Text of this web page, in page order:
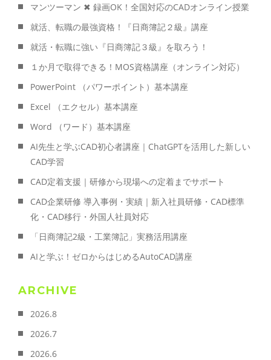
マンツーマン ✖ 録画OK！全国対応のCADオンライン授業
就活、転職の最強資格！『日商簿記２級』講座
就活・転職に強い『日商簿記３級』を取ろう！
１か月で取得できる！MOS資格講座（オンライン対応）
PowerPoint （パワーポイント）基本講座
Excel （エクセル）基本講座
Word （ワード）基本講座
AI先生と学ぶCAD初心者講座｜ChatGPTを活用した新しい
CAD学習
CAD定着支援｜研修から現場への定着までサポート
CAD企業研修 導入事例・実績｜新入社員研修・CAD標準
化・CAD移行・外国人社員対応
「日商簿記2級・工業簿記」実務活用講座
AIと学ぶ！ゼロからはじめるAutoCAD講座
ARCHIVE
2026.8
2026.7
2026.6